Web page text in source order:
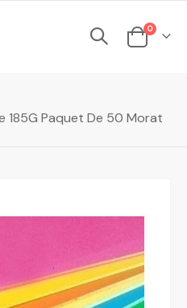
Cesta
0elements
185G Paquet De 50 Morat